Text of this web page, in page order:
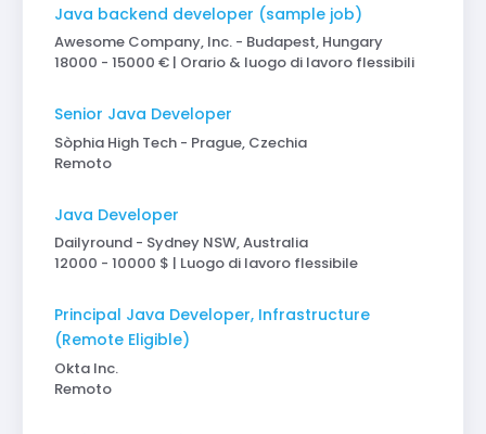
Java backend developer (sample job)
Awesome Company, Inc. - Budapest, Hungary
18000 - 15000 € | Orario & luogo di lavoro flessibili
Senior Java Developer
Sòphia High Tech - Prague, Czechia
Remoto
Java Developer
Dailyround - Sydney NSW, Australia
12000 - 10000 $ | Luogo di lavoro flessibile
Principal Java Developer, Infrastructure
(Remote Eligible)
Okta Inc.
Remoto